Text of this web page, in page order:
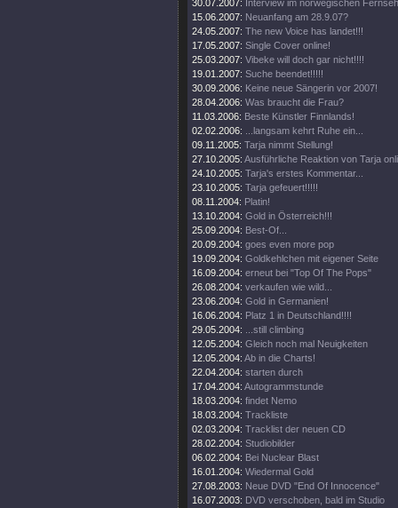
30.07.2007: Interview im norwegischen
15.06.2007: Neuanfang am 28.9.07?
24.05.2007: The new Voice has landet!!!
17.05.2007: Single Cover online!
25.03.2007: Vibeke will doch gar nicht!!!!
19.01.2007: Suche beendet!!!!!
30.09.2006: Keine neue Sängerin vor 2007!
28.04.2006: Was braucht die Frau?
11.03.2006: Beste Künstler Finnlands!
02.02.2006:
...langsam kehrt Ruhe ein...
09.11.2005: Tarja nimmt Stellung!
27.10.2005: Ausführliche Reaktion von Tarja
24.10.2005: Tarja's erstes Kommentar...
23.10.2005: Tarja gefeuert!!!!!
08.11.2004: Platin!
13.10.2004: Gold in Österreich!!!
25.09.2004: Best-Of...
20.09.2004: goes even more pop
19.09.2004: Goldkehlchen mit eigener Seite
16.09.2004: erneut bei "Top Of The Pops"
26.08.2004: verkaufen wie wild...
23.06.2004: Gold in Germanien!
16.06.2004: Platz 1 in Deutschland!!!!
29.05.2004:
...still climbing
12.05.2004: Gleich noch mal Neuigkeiten
12.05.2004: Ab in die Charts!
22.04.2004: starten durch
17.04.2004: Autogrammstunde
18.03.2004: findet Nemo
18.03.2004: Trackliste
02.03.2004: Tracklist der neuen CD
28.02.2004: Studiobilder
06.02.2004: Bei Nuclear Blast
16.01.2004: Wiedermal Gold
27.08.2003: Neue DVD "End Of Innocence"
16.07.2003: DVD verschoben, bald im Studio